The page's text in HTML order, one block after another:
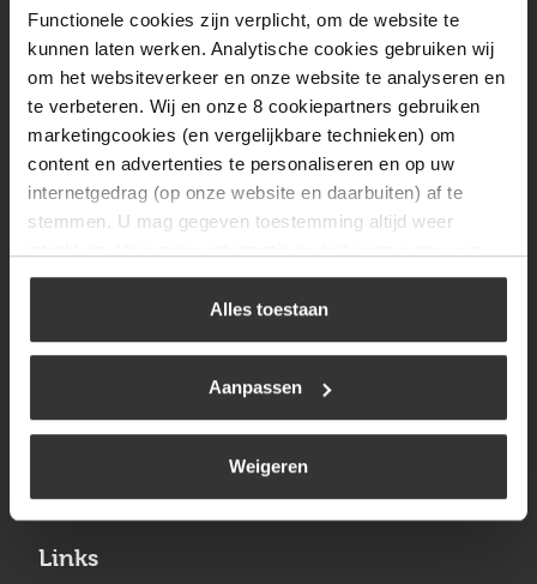
Functionele cookies zijn verplicht, om de website te
kunnen laten werken. Analytische cookies gebruiken wij
om het websiteverkeer en onze website te analyseren en
te verbeteren. Wij en onze 8 cookiepartners gebruiken
marketingcookies (en vergelijkbare technieken) om
content en advertenties te personaliseren en op uw
internetgedrag (op onze website en daarbuiten) af te
stemmen. U mag gegeven toestemming altijd weer
uw keuze op onze website verwijzen wij u naar ons
Alles toestaan
Aanpassen
Weigeren
Donderdag
08:00 tot 17:00
Vrijdag
08:00 tot 17:00
Zaterdag
09:30 tot 12:00
Zondag
Gesloten
Navigatie
BBQ
Verwarming
Links